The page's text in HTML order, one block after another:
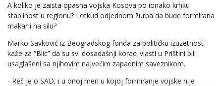
A koliko je zaista opasna vojska Kosova po ionako krhku
stabilnost u regionu? I otkud odjednom žurba da bude formirana
makar i na silu?
Marko Savković iz Beogradskog fonda za političku izuzetnost
kaže za “Blic” da su svi dosadašnji koraci vlasti u Prištini bili
usaglašeni sa njihovim najvećim zapadnim saveznikom.
- Reč je o SAD, i u onoj meri u kojoj formiranje vojske nije